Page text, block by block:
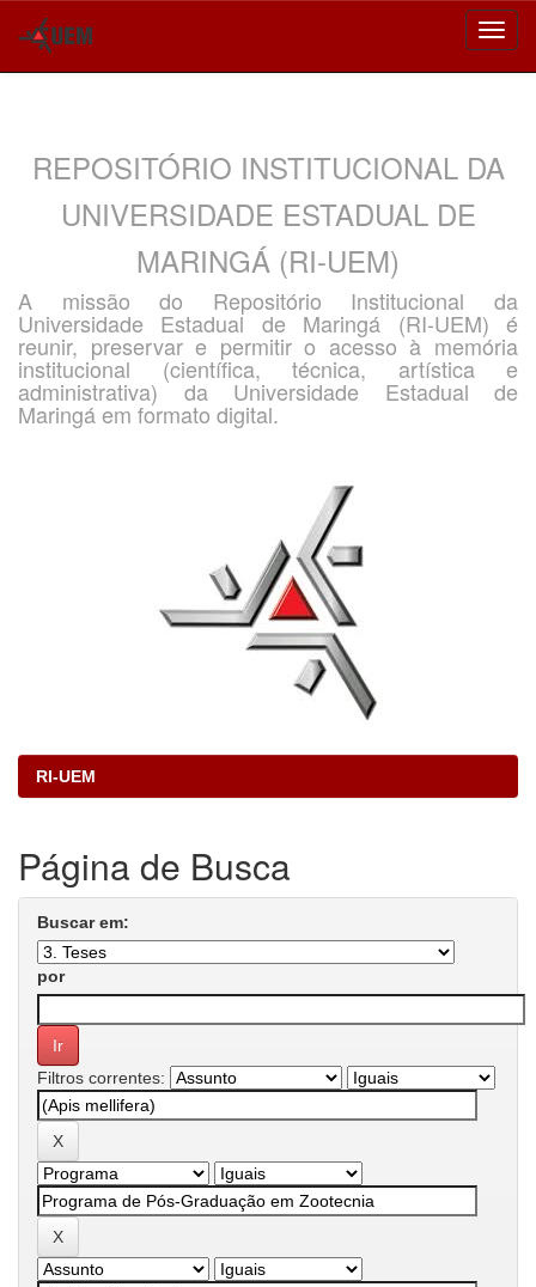
REPOSITÓRIO INSTITUCIONAL DA
UNIVERSIDADE ESTADUAL DE
MARINGÁ (RI-UEM)
A missão do Repositório Institucional da
Universidade Estadual de Maringá (RI-UEM) é
reunir, preservar e permitir o acesso à memória
institucional (científica, técnica, artística e
administrativa) da Universidade Estadual de
Maringá em formato digital.
RI-UEM
Página de Busca
Buscar em:
por
Filtros correntes: